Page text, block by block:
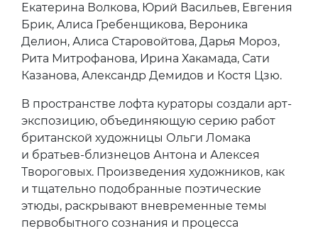
Екатерина Волкова, Юрий Васильев, Евгения
Брик, Алиса Гребенщикова, Вероника
Делион, Алиса Старовойтова, Дарья Мороз,
Рита Митрофанова, Ирина Хакамада, Сати
Казанова, Александр Демидов и Костя Цзю.
В пространстве лофта кураторы создали арт-
экспозицию, объединяющую серию работ
британской художницы Ольги Ломака
и братьев-близнецов Антона и Алексея
Твороговых. Произведения художников, как
и тщательно подобранные поэтические
этюды, раскрывают вневременные темы
первобытного сознания и процесса